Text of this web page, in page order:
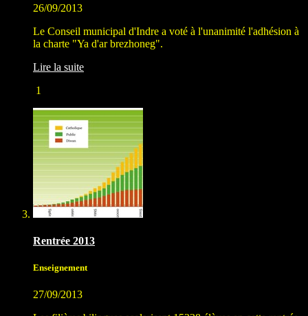
26/09/2013
Le Conseil municipal d'Indre a voté à l'unanimité l'adhésion à
la charte "Ya d'ar brezhoneg".
Lire la suite
1
Rentrée 2013
Enseignement
27/09/2013